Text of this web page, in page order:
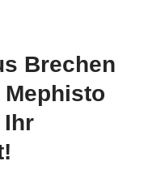
Brechen
Ihr